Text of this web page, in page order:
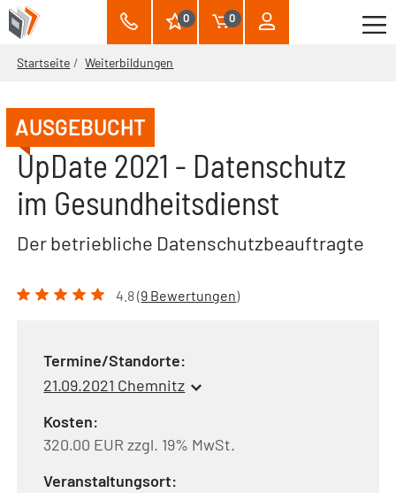
0 0
Startseite Weiterbildungen
AUSGEBUCHT
UpDate 2021 - Datenschutz
im Gesundheitsdienst
Der betriebliche Datenschutzbeauftragte
4.8 (9 Bewertungen)
Termine/Standorte:
21.09.2021 Chemnitz
Kosten:
320.00 EUR zzgl. 19% MwSt.
Veranstaltungsort: